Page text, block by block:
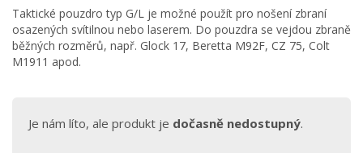
Taktické pouzdro typ G/L je možné použít pro nošení zbraní
osazených svítilnou nebo laserem. Do pouzdra se vejdou zbraně
běžných rozměrů, např. Glock 17, Beretta M92F, CZ 75, Colt
M1911 apod.
Je nám líto, ale produkt je dočasně nedostupný.